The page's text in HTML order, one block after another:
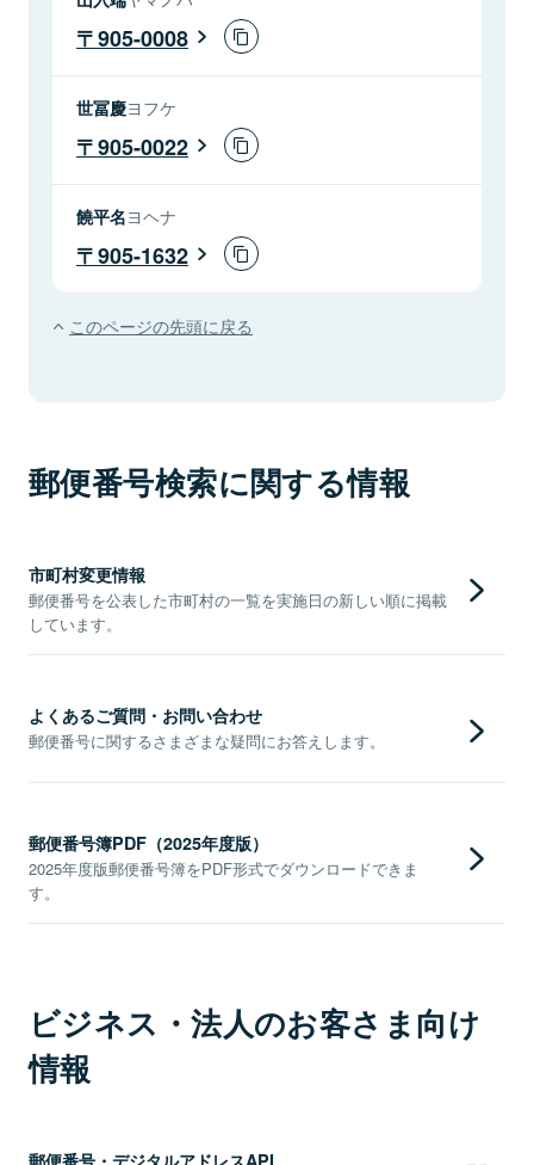
905-0008
世冨慶ヨフケ
905-0022
饒平名ヨヘナ
905-1632
このページの先頭に戻る
郵便番号検索に関する情報
市町村変更情報
郵便番号を公表した市町村の一覧を実施日の新しい順に掲載
しています。
よくあるご質問・お問い合わせ
郵便番号に関するさまざまな疑問にお答えします。
郵便番号簿PDF（2025年度版）
2025年度版郵便番号簿をPDF形式でダウンロードできま
す。
ビジネス・法人のお客さま向け
情報
郵便番号・デジタルアドレスAPI